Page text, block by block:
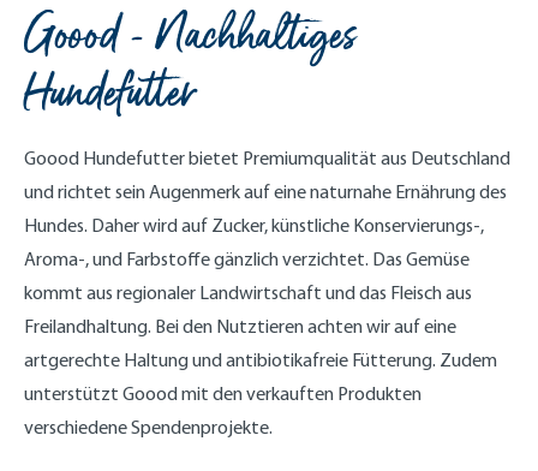
Goood - Nachhaltiges
Hundefutter
Goood Hundefutter bietet Premiumqualität aus Deutschland
und richtet sein Augenmerk auf eine naturnahe Ernährung des
Hundes. Daher wird auf Zucker, künstliche Konservierungs-,
Aroma-, und Farbstoffe gänzlich verzichtet. Das Gemüse
kommt aus regionaler Landwirtschaft und das Fleisch aus
Freilandhaltung. Bei den Nutztieren achten wir auf eine
artgerechte Haltung und antibiotikafreie Fütterung. Zudem
unterstützt Goood mit den verkauften Produkten
verschiedene Spendenprojekte.